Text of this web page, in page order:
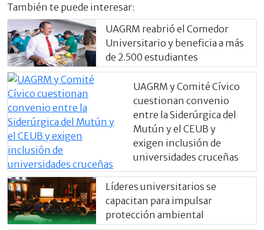
También te puede interesar:
UAGRM reabrió el Comedor
Universitario y beneficia a más
de 2.500 estudiantes
UAGRM y Comité Cívico
cuestionan convenio
entre la Siderúrgica del
Mutún y el CEUB y
exigen inclusión de
universidades cruceñas
Líderes universitarios se
capacitan para impulsar
protección ambiental